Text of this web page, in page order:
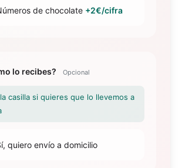
de chocolate +2€/cifra
lo recibes? Opcional
casilla si quieres que lo llevemos a
quiero envío a domicilio